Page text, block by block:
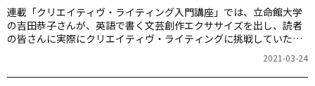
連載「クリエイティヴ・ライティング入門講座」では、立命館大学
の吉田恭子さんが、英語で書く文芸創作エクササイズを出し、読者
の皆さんに実際にクリエイティヴ・ライティングに挑戦していただ
ださいます。英語での表現力を広げるチャンスです！ぜひチャレン
ジしてみてください。
2021-03-24